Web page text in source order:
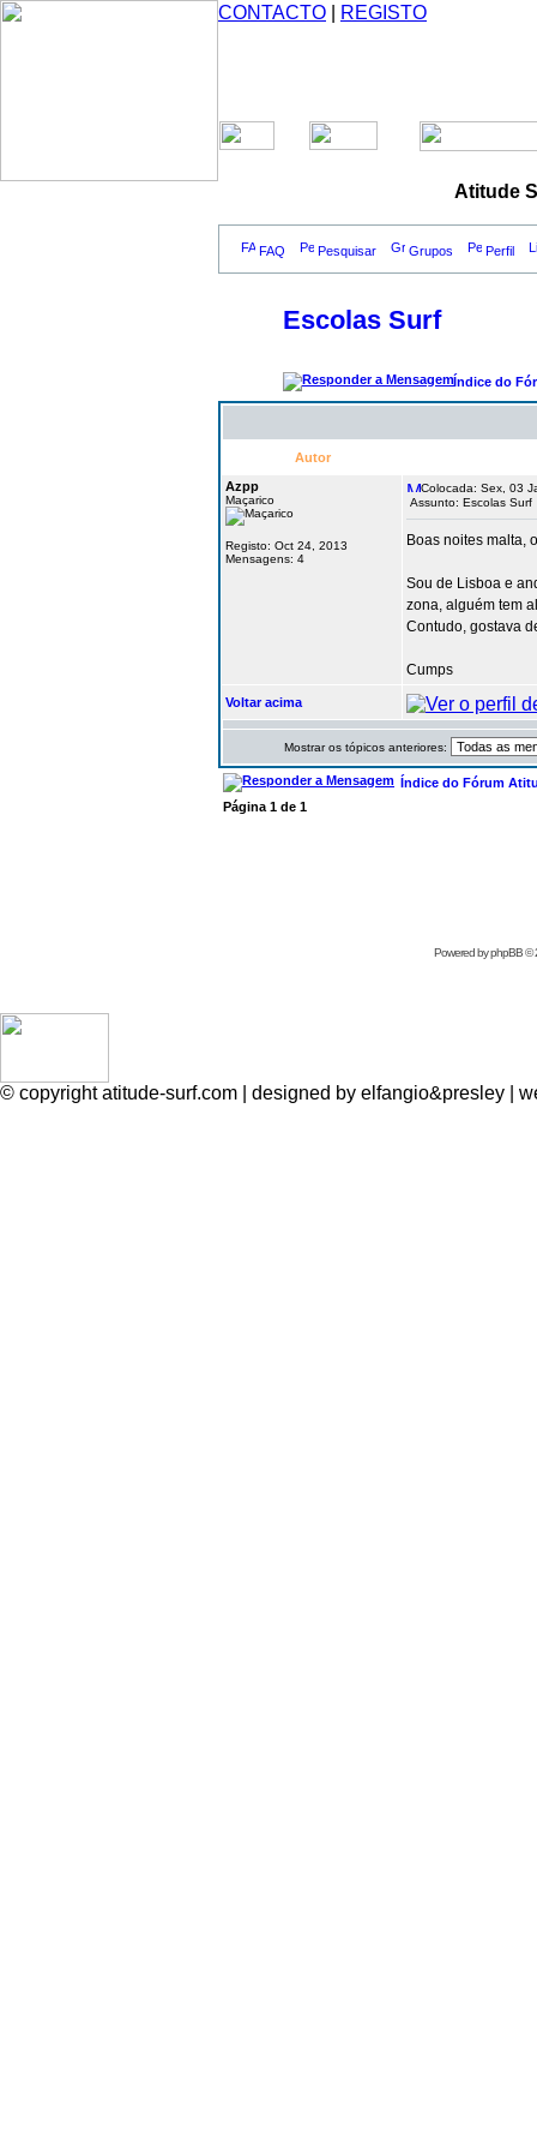
CONTACTO REGISTO
Atitude
FAQ Pesquisar Grupos Perfil
Escolas Surf
Índice do
Autor
Azpp
Maçarico
Registo: Oct 24, 2013
Mensagens: 4
Colocada: Sex, 03
Assunto: Escolas Surf
Boas noites malta,
Sou de Lisboa e
zona, alguém tem
Contudo, gostava
Cumps
Voltar acima
Mostrar os tópicos anteriores:
Índice do Fórum
Página 1 de 1
Powered byphpBB©
© copyright atitude-surf.com | designed by elfangio&presley |